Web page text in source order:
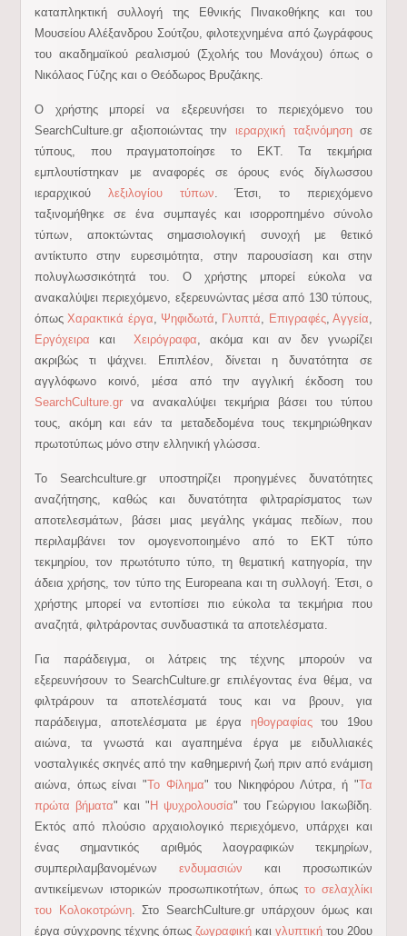
καταπληκτική συλλογή της Εθνικής Πινακοθήκης και του
Μουσείου Αλέξανδρου Σούτζου, φιλοτεχνημένα από ζωγράφους
του ακαδημαϊκού ρεαλισμού (Σχολής του Μονάχου) όπως ο
Νικόλαος Γύζης και ο Θεόδωρος Βρυζάκης.
Ο χρήστης μπορεί να εξερευνήσει το περιεχόμενο του
SearchCulture.gr αξιοποιώντας την ιεραρχική ταξινόμησησε
τύπους, που πραγματοποίησε το ΕΚΤ. Τα τεκμήρια
εμπλουτίστηκαν με αναφορές σε όρους ενός δίγλωσσου
ιεραρχικού λεξιλογίου τύπων. Έτσι, το περιεχόμενο
ταξινομήθηκε σε ένα συμπαγές και ισορροπημένο σύνολο
τύπων, αποκτώντας σημασιολογική συνοχή με θετικό
αντίκτυπο στην ευρεσιμότητα, στην παρουσίαση και στην
πολυγλωσσικότητά του. Ο χρήστης μπορεί εύκολα να
ανακαλύψει περιεχόμενο, εξερευνώντας μέσα από 130 τύπους,
όπωςΧαρακτικά έργα, Ψηφιδωτά, Γλυπτά, Επιγραφές,Αγγεία,
Εργόχειρα και Χειρόγραφα, ακόμα και αν δεν γνωρίζει
ακριβώς τι ψάχνει. Επιπλέον, δίνεται η δυνατότητα σε
αγγλόφωνο κοινό, μέσα από την αγγλική έκδοση του
SearchCulture.grνα ανακαλύψει τεκμήρια βάσει του τύπου
τους, ακόμη και εάν τα μεταδεδομένα τους τεκμηριώθηκαν
πρωτοτύπως μόνο στην ελληνική γλώσσα.
Το Searchculture.gr υποστηρίζει προηγμένες δυνατότητες
αναζήτησης, καθώς και δυνατότητα φιλτραρίσματος των
αποτελεσμάτων, βάσει μιας μεγάλης γκάμας πεδίων, που
περιλαμβάνει τον ομογενοποιημένο από το EKT τύπο
τεκμηρίου, τον πρωτότυπο τύπο, τη θεματική κατηγορία, την
άδεια χρήσης, τον τύπο της Europeana και τη συλλογή. Έτσι, ο
χρήστης μπορεί να εντοπίσει πιο εύκολα τα τεκμήρια που
αναζητά, φιλτράροντας συνδυαστικά τα αποτελέσματα.
Για παράδειγμα, οι λάτρεις της τέχνης μπορούν να
εξερευνήσουν το SearchCulture.gr επιλέγοντας ένα θέμα, να
φιλτράρουν τα αποτελέσματά τους και να βρουν, για
παράδειγμα, αποτελέσματα με έργα ηθογραφίαςτου 19ου
αιώνα, τα γνωστά και αγαπημένα έργα με ειδυλλιακές
νοσταλγικές σκηνές από την καθημερινή ζωή πριν από ενάμιση
αιώνα, όπως είναι "Το Φίλημα" του Νικηφόρου Λύτρα, ή "Τα
πρώτα βήματα" και " Η ψυχρολουσία" του Γεώργιου Ιακωβίδη.
Εκτός από πλούσιο αρχαιολογικό περιεχόμενο, υπάρχει και
ένας σημαντικός αριθμός λαογραφικών τεκμηρίων,
συμπεριλαμβανομένων ενδυμασιών και προσωπικών
αντικείμενων ιστορικών προσωπικοτήτων, όπωςτο σελαχλίκι
του Κολοκοτρώνη. Στο SearchCulture.gr υπάρχουν όμως και
έργα σύγχρονης τέχνης όπως ζωγραφική καιγλυπτική του 20ου